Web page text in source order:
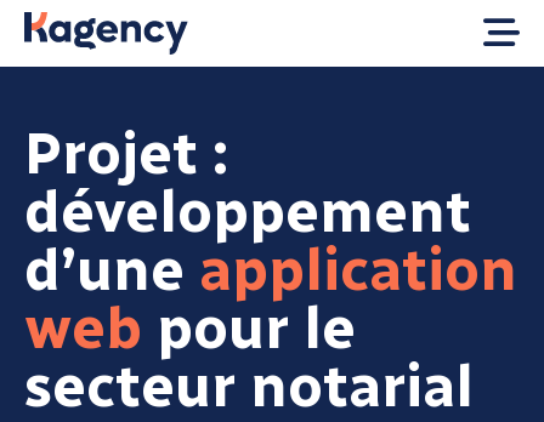
Projet :
développement
d’une application
web pour le
secteur notarial